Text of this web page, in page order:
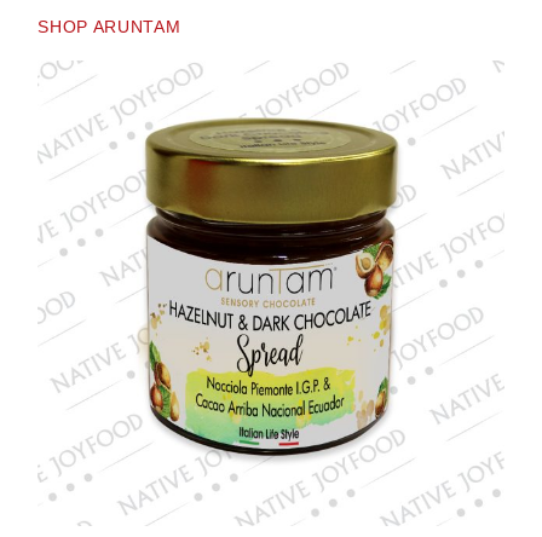
SHOP ARUNTAM